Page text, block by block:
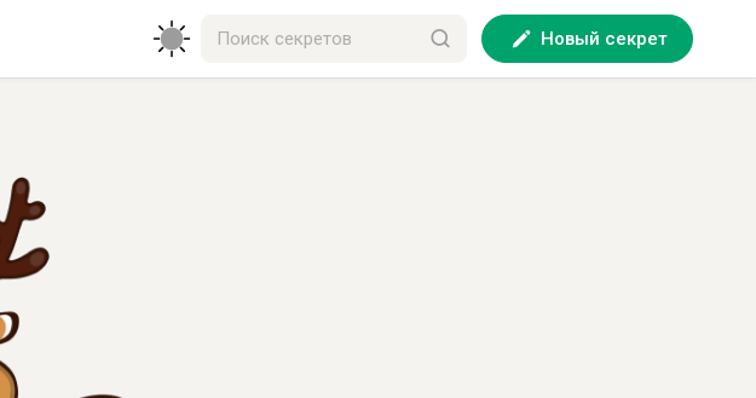
Новый секрет